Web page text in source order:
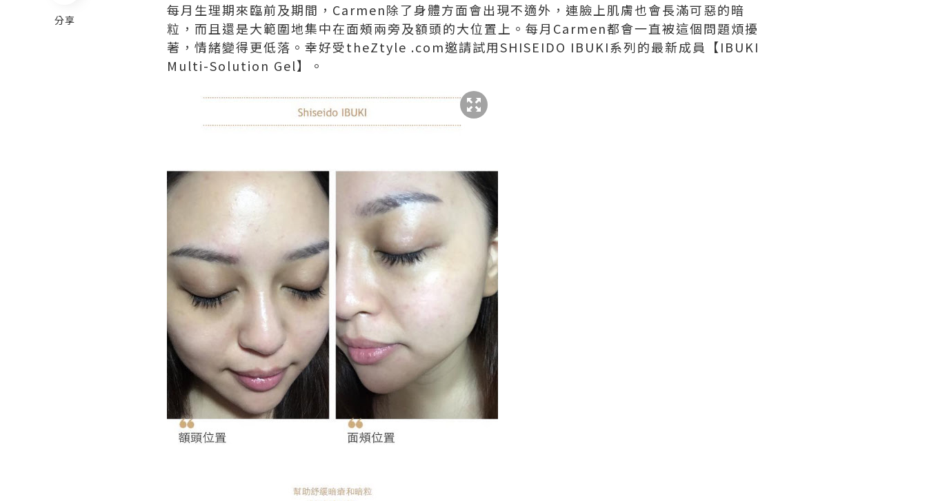
分享
每月生理期來臨前及期間，Carmen除了身體方面會出現不適外，連臉上肌膚也會長滿可惡的暗
粒，而且還是大範圍地集中在面頰兩旁及額頭的大位置上。每月Carmen都會一直被這個問題煩擾
著，情緒變得更低落。幸好受theZtyle .com邀請試用SHISEIDO IBUKI系列的最新成員【IBUKI
Multi-Solution Gel】。